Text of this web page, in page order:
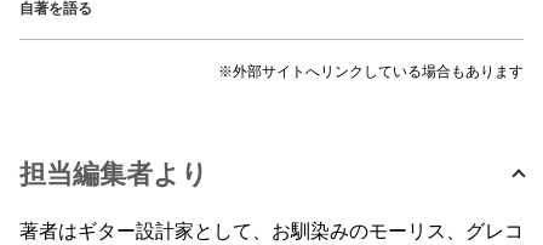
自著を語る
※外部サイトへリンクしている場合もあります
担当編集者より
著者はギター設計家として、お馴染みのモーリス、グレコ